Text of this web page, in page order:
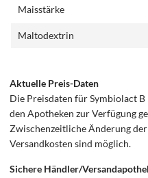
Maisstärke
Maltodextrin
Aktuelle Preis-Daten
Die Preisdaten für Symbiolact
den Apotheken zur Verfügung
Zwischenzeitliche Änderung
Versandkosten sind möglich.
Sichere Händler/